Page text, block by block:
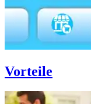
Vorteile